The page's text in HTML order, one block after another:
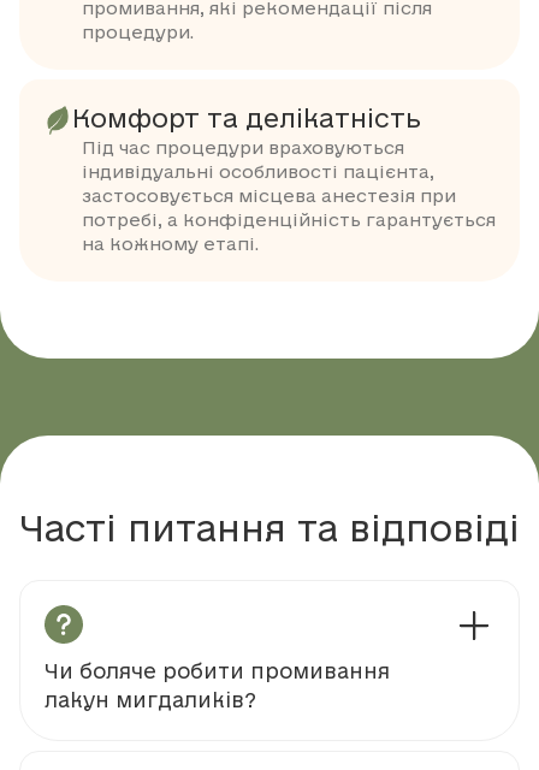
промивання, які рекомендації після
процедури.
Комфорт та делікатність
Під час процедури враховуються
індивідуальні особливості пацієнта,
застосовується місцева анестезія при
потребі, а конфіденційність гарантується
на кожному етапі.
Часті питання та відповіді
Чи боляче робити промивання
лакун мигдаликів?